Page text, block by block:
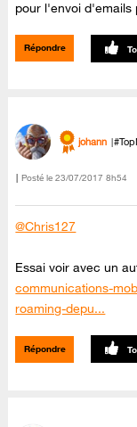
pour l'envoi d'emails
Répondre
johann
Posté le ‎23/07/2017 8h54
@Chris127
Essai voir avec un
communications-
roaming-depu...
Répondre